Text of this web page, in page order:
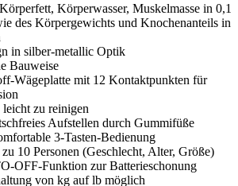
Körperwasser, Muskelmasse in 0,1
des Körpergewichts und Knochenanteils in
in silber-metallic Optik
Bauweise
Wägeplatte mit 12 Kontaktpunkten für
zu reinigen
Aufstellen durch Gummifüße
3-Tasten-Bedienung
10 Personen (Geschlecht, Alter, Größe)
OFF-Funktion zur Batterieschonung
von kg auf lb möglich